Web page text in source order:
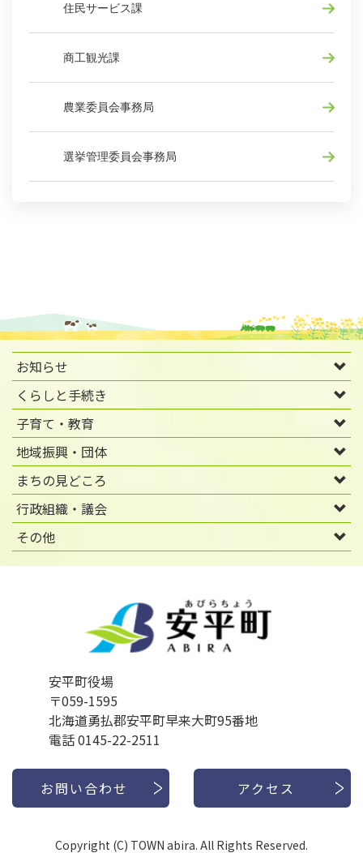
住民サービス課
商工観光課
農業委員会事務局
選挙管理委員会事務局
お知らせ
くらしと手続き
子育て・教育
地域振興・団体
まちの見どころ
行政組織・議会
その他
安平町役場
〒059-1595
北海道勇払郡安平町早来大町95番地
電話 0145-22-2511
お問い合わせ アクセス
Copyright (C) TOWN abira. All Rights Reserved.